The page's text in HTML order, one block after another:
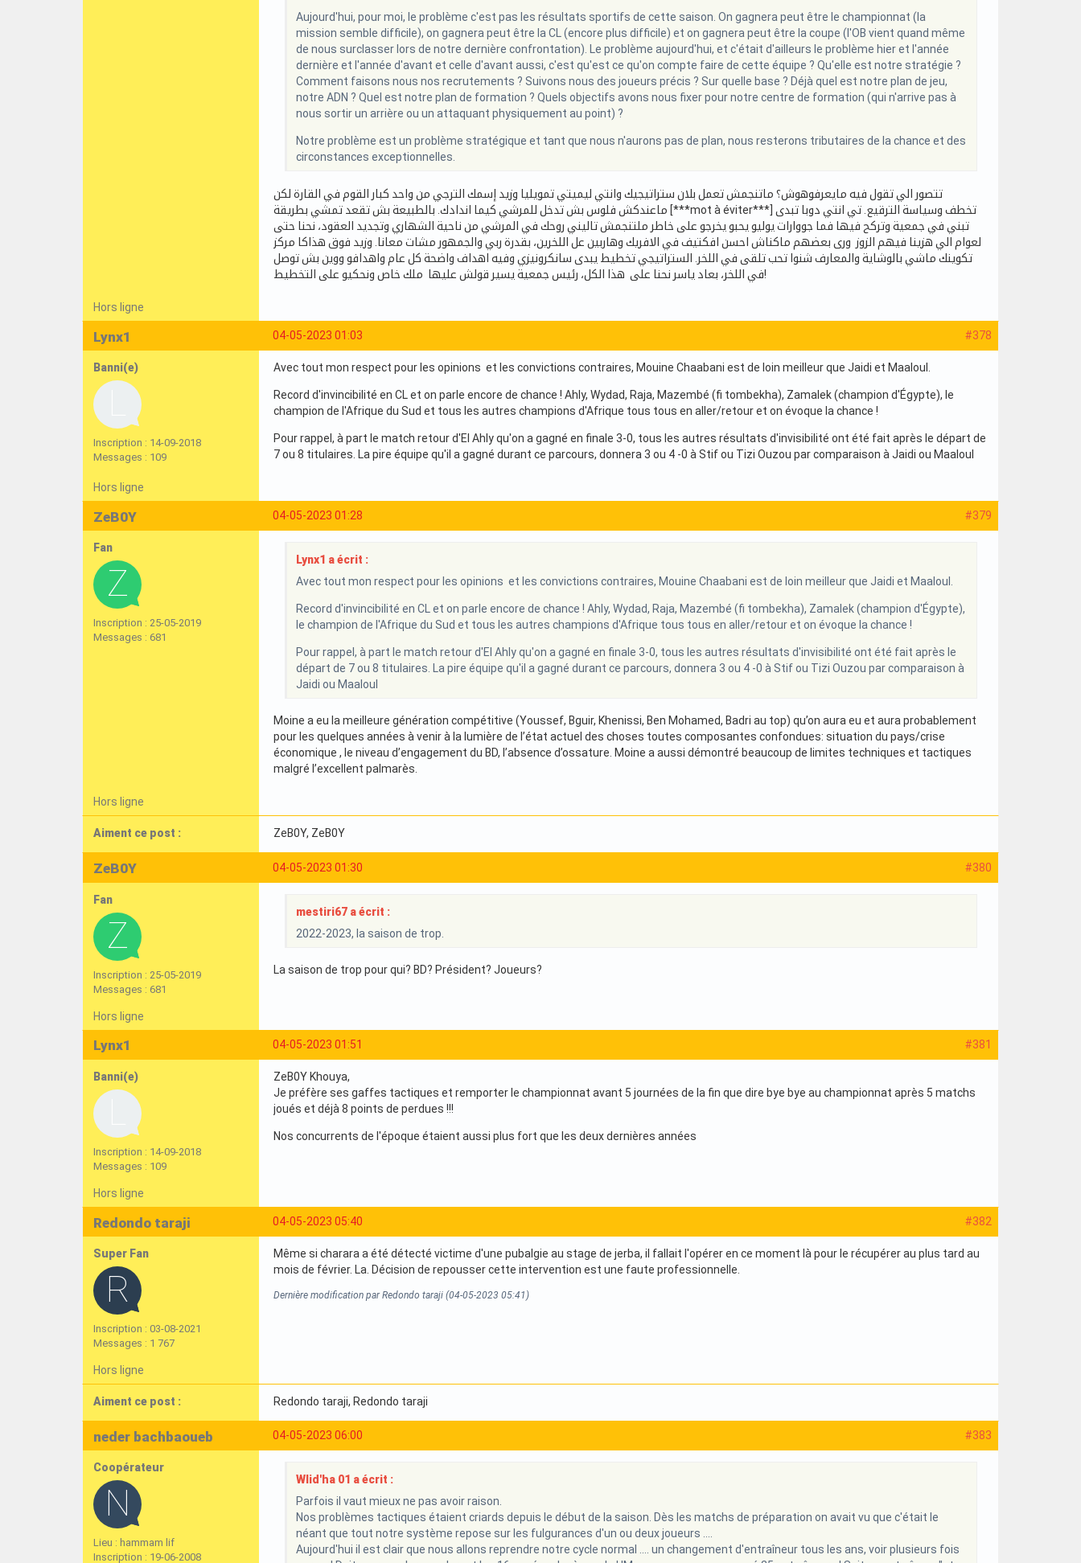
Aujourd'hui, pour moi, le problème c'est pas les résultats sportifs de cette saison. On gagnera peut être le championnat (la
mission semble difficile), on gagnera peut être la CL (encore plus difficile) et on gagnera peut être la coupe (l'OB vient quand même
de nous surclasser lors de notre dernière confrontation). Le problème aujourd'hui, et c'était d'ailleurs le problème hier et l'année
dernière et l'année d'avant et celle d'avant aussi, c'est qu'est ce qu'on compte faire de cette équipe ? Qu'elle est notre stratégie ?
Comment faisons nous nos recrutements ? Suivons nous des joueurs précis ? Sur quelle base ? Déjà quel est notre plan de jeu,
notre ADN ? Quel est notre plan de formation ? Quels objectifs avons nous fixer pour notre centre de formation (qui n'arrive pas à
nous sortir un arrière ou un attaquant physiquement au point) ?
Notre problème est un problème stratégique et tant que nous n'aurons pas de plan, nous resterons tributaires de la chance et des
circonstances exceptionnelles.
تتصور الي تقول فيه مايعرفوهوش؟ ماتنجمش تعمل بلان ستراتيجيك وانتي ليميتي تمويليا وزيد إسمك الترجي من واحد كبار القوم في القارة لكن
ماعندكش فلوس بش تدخل للمرشي كيما اندادك. بالطبيعة بش تقعد تمشي بطريقة [***mot à éviter***] تخطف وسياسة الترقيع. تي انتي دوبا تبدى
تبني في جمعية وتركح فيها فما جووارات يوليو يحبو يخرجو على خاطر ملتنجمش تاليني روحك في المرشي من ناحية الشهاري وتجديد العقود، نحنا حتى
لعوام الي هزينا فيهم الزوز ورى بعضهم ماكناش احسن افكتيف في الافريك وهاربين عل اللخرين، بقدرة ربي والجمهور مشات معانا. وزيد فوق هذاكا مركز
تكوينك ماشي بالوشاية والمعارف شنوا تحب تلقى في اللخر. الستراتيجي تخطيط يبدى سانكرونيزي وفيه اهداف واضحة كل عام واهدافو ووين بش توصل
في اللخر، بعاد ياسر نحنا على هذا الكل، رئيس جمعية يسير قولش عليها ملك خاص ونحكيو على التخطيط!
Hors ligne
#378
04-05-2023 01:03
Lynx1
Banni(e)
Inscription : 14-09-2018
Messages : 109
Avec tout mon respect pour les opinions et les convictions contraires, Mouine Chaabani est de loin meilleur que Jaidi et Maaloul.
Record d'invincibilité en CL et on parle encore de chance ! Ahly, Wydad, Raja, Mazembé (fi tombekha), Zamalek (champion d'Égypte), le
champion de l'Afrique du Sud et tous les autres champions d'Afrique tous tous en aller/retour et on évoque la chance !
Pour rappel, à part le match retour d'El Ahly qu'on a gagné en finale 3-0, tous les autres résultats d'invisibilité ont été fait après le départ de
7 ou 8 titulaires. La pire équipe qu'il a gagné durant ce parcours, donnera 3 ou 4 -0 à Stif ou Tizi Ouzou par comparaison à Jaidi ou Maaloul
Hors ligne
#379
04-05-2023 01:28
ZeB0Y
Fan
Inscription : 25-05-2019
Messages : 681
Lynx1 a écrit :
Avec tout mon respect pour les opinions et les convictions contraires, Mouine Chaabani est de loin meilleur que Jaidi et Maaloul.
Record d'invincibilité en CL et on parle encore de chance ! Ahly, Wydad, Raja, Mazembé (fi tombekha), Zamalek (champion d'Égypte),
le champion de l'Afrique du Sud et tous les autres champions d'Afrique tous tous en aller/retour et on évoque la chance !
Pour rappel, à part le match retour d'El Ahly qu'on a gagné en finale 3-0, tous les autres résultats d'invisibilité ont été fait après le
départ de 7 ou 8 titulaires. La pire équipe qu'il a gagné durant ce parcours, donnera 3 ou 4 -0 à Stif ou Tizi Ouzou par comparaison à
Jaidi ou Maaloul
Moine a eu la meilleure génération compétitive (Youssef, Bguir, Khenissi, Ben Mohamed, Badri au top) qu’on aura eu et aura probablement
pour les quelques années à venir à la lumière de l’état actuel des choses toutes composantes confondues: situation du pays/crise
économique , le niveau d’engagement du BD, l’absence d’ossature. Moine a aussi démontré beaucoup de limites techniques et tactiques
malgré l’excellent palmarès.
Hors ligne
Aiment ce post : ZeB0Y, ZeB0Y
#380
04-05-2023 01:30
ZeB0Y
Fan
Inscription : 25-05-2019
Messages : 681
mestiri67 a écrit :
2022-2023, la saison de trop.
La saison de trop pour qui? BD? Président? Joueurs?
Hors ligne
#381
04-05-2023 01:51
Lynx1
Banni(e)
Inscription : 14-09-2018
Messages : 109
ZeB0Y Khouya,
Je préfère ses gaffes tactiques et remporter le championnat avant 5 journées de la fin que dire bye bye au championnat après 5 matchs
joués et déjà 8 points de perdues !!!
Nos concurrents de l'époque étaient aussi plus fort que les deux dernières années
Hors ligne
#382
04-05-2023 05:40
Redondo taraji
Super Fan
Inscription : 03-08-2021
Messages : 1 767
Même si charara a été détecté victime d'une pubalgie au stage de jerba, il fallait l'opérer en ce moment là pour le récupérer au plus tard au
mois de février. La. Décision de repousser cette intervention est une faute professionnelle.
Dernière modification par Redondo taraji (04-05-2023 05:41)
Hors ligne
Aiment ce post : Redondo taraji, Redondo taraji
#383
04-05-2023 06:00
neder bachbaoueb
Coopérateur
Lieu : hammam lif
Inscription : 19-06-2008
Wlid'ha 01 a écrit :
Parfois il vaut mieux ne pas avoir raison.
Nos problèmes tactiques étaient criards depuis le début de la saison. Dès les matchs de préparation on avait vu que c'était le
néant que tout notre système repose sur les fulgurances d'un ou deux joueurs ....
Aujourd'hui il est clair que nous allons reprendre notre cycle normal .... un changement d'entraîneur tous les ans, voir plusieurs fois